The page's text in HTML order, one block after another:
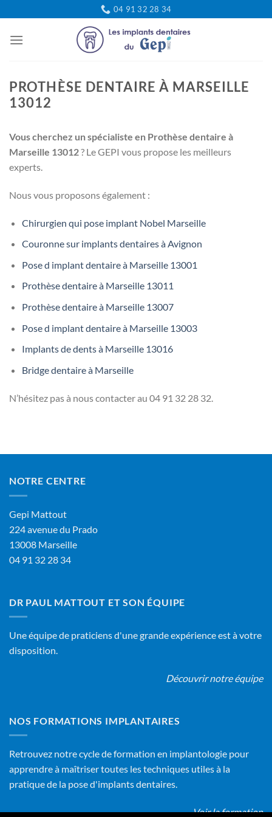
contenu
04 91 32 28 34
PROTHÈSE DENTAIRE À MARSEILLE
13012
Vous cherchez un spécialiste en Prothèse dentaire à
Marseille 13012? Le GEPI vous propose les meilleurs
experts.
Nous vous proposons également :
Chirurgien qui pose implant Nobel Marseille
Couronne sur implants dentaires à Avignon
Pose d implant dentaire à Marseille 13001
Prothèse dentaire à Marseille 13011
Prothèse dentaire à Marseille 13007
Pose d implant dentaire à Marseille 13003
Implants de dents à Marseille 13016
Bridge dentaire à Marseille
N’hésitez pas à nous contacter au 04 91 32 28 32.
NOTRE CENTRE
Gepi Mattout
224 avenue du Prado
13008 Marseille
04 91 32 28 34
DR PAUL MATTOUT ET SON ÉQUIPE
Une équipe de praticiens d'une grande expérience est à votre
disposition.
Découvrir notre équipe
NOS FORMATIONS IMPLANTAIRES
Retrouvez notre cycle de formation en implantologie pour
apprendre à maîtriser toutes les techniques utiles à la
pratique de la pose d'implants dentaires.
Voir la formation